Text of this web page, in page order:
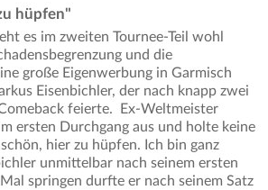
hüpfen"
es im zweiten Tournee-Teil wohl
und die
große Eigenwerbung in Garmisch
Eisenbichler, der nach knapp zwei
feierte. Ex-Weltmeister
ersten Durchgang aus und holte keine
hier zu hüpfen. Ich bin ganz
unmittelbar nach seinem ersten
springen durfte er nach seinem Satz